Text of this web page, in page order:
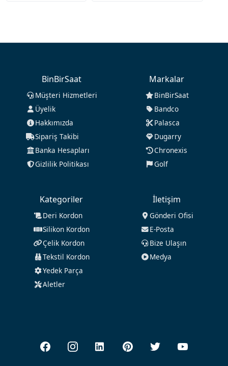
BinBirSaat
Müşteri Hizmetleri
Üyelik
Hakkımızda
Sipariş Takibi
Banka Hesapları
Gizlilik Politikası
Markalar
BinBirSaat
Bandco
Palasca
Dugarry
Chronexis
Golf
Kategoriler
Deri Kordon
Silikon Kordon
Çelik Kordon
Tekstil Kordon
Yedek Parça
Aletler
İletişim
Gönderi Ofisi
E-Posta
Bize Ulaşın
Medya